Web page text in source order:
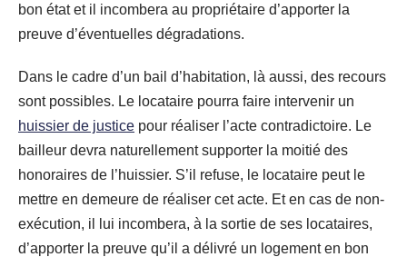
bon état et il incombera au propriétaire d’apporter la
preuve d’éventuelles dégradations.
Dans le cadre d’un bail d’habitation, là aussi, des recours
sont possibles. Le locataire pourra faire intervenir un
huissier de justice pour réaliser l’acte contradictoire. Le
bailleur devra naturellement supporter la moitié des
honoraires de l’huissier. S’il refuse, le locataire peut le
mettre en demeure de réaliser cet acte. Et en cas de non-
exécution, il lui incombera, à la sortie de ses locataires,
d’apporter la preuve qu’il a délivré un logement en bon